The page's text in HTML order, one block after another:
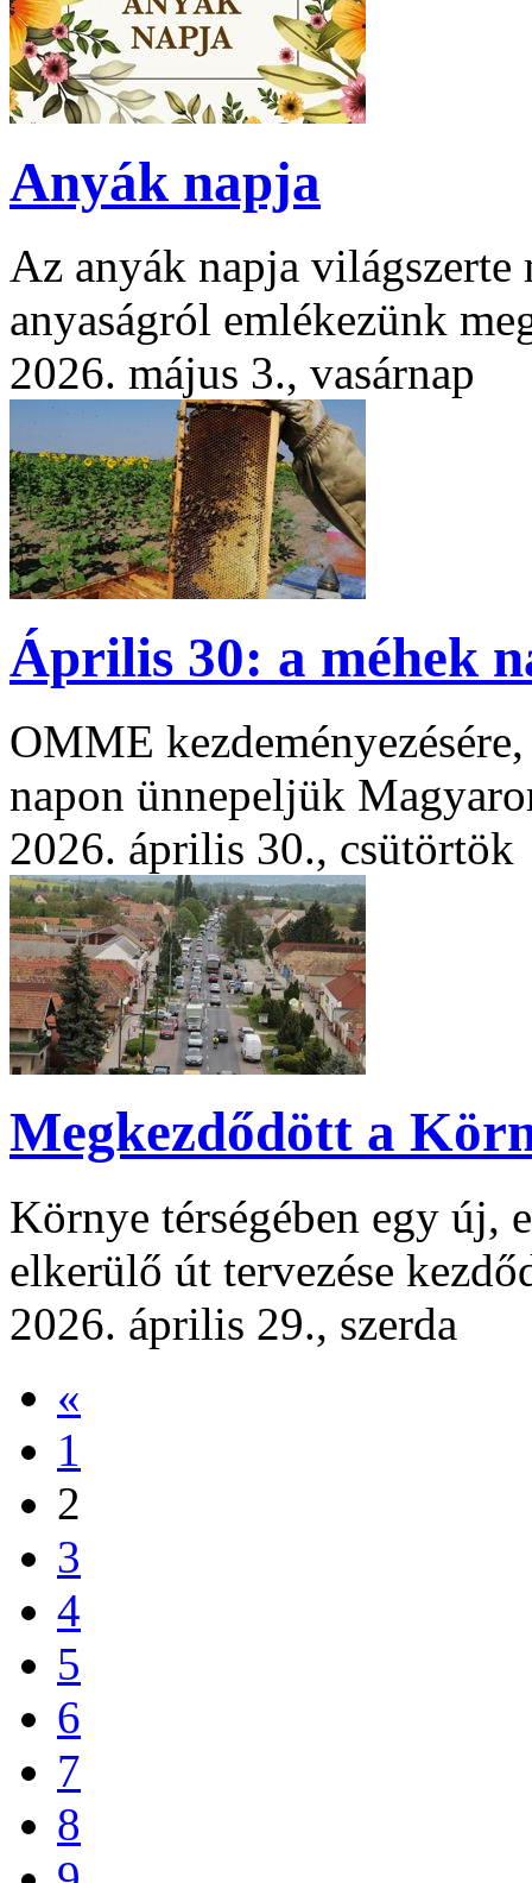
Anyák napja
Az anyák napja világszerte
anyaságról emlékezünk
2026. május 3., vasárnap
Április 30: a méhek
OMME
napon ünnepeljük
2026. április 30., csütörtök
Megkezdődött a
Környe térségében egy új,
elkerülő út tervezése
2026. április 29., szerda
«
1
2
3
4
5
6
7
8